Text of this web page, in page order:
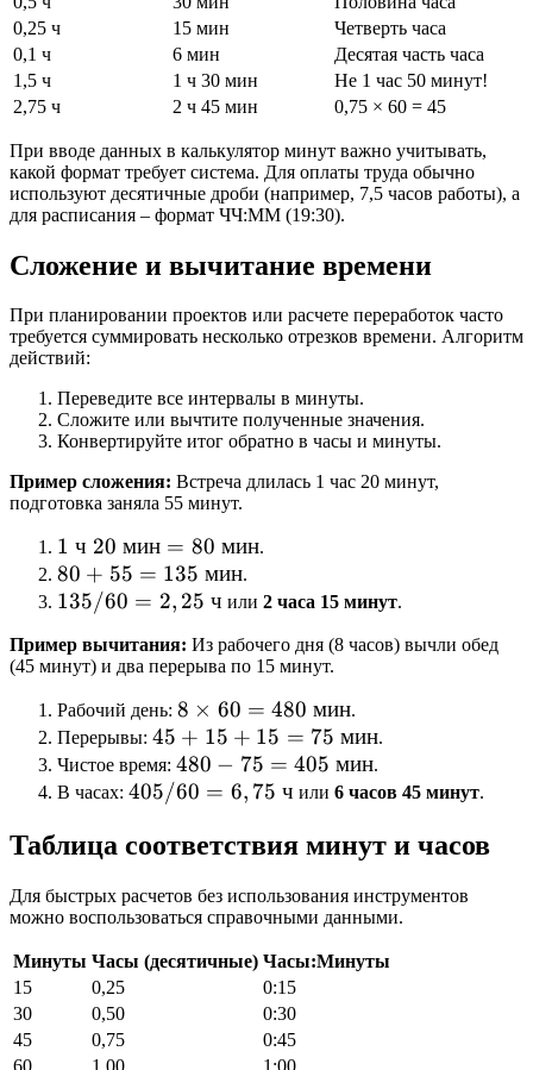
0,25 ч
15 мин
Четверть часа
0,1 ч
6 мин
Десятая часть часа
1,5 ч
1 ч 30 мин
Не 1 час 50 минут!
2,75 ч
2 ч 45 мин 0,75 × 60 = 45
При вводе данных в калькулятор минут важно учитывать,
какой формат требует система. Для оплаты труда обычно
используют десятичные дроби (например, 7,5 часов работы), а
для расписания – формат ЧЧ:ММ (19:30).
Сложение и вычитание времени
При планировании проектов или расчете переработок часто
требуется суммировать несколько отрезков времени. Алгоритм
действий:
Переведите все интервалы в минуты.
Сложите или вычтите полученные значения.
Конвертируйте итог обратно в часы и минуты.
Пример сложения: Встреча длилась 1 час 20 минут,
подготовка заняла 55 минут.
1
\text{
ч } 20
мин}
= 80
\text{
мин}
1 ч 20 мин = 80 мин.
80 +
55 =
\text{
мин}
80 + 55 = 135 мин.
135 /
2,25
\text{
ч}
135/60 = 2, 25 ч или 2 часа 15 минут.
Пример вычитания: Из рабочего дня (8 часов) вычли обед
(45 минут) и два перерыва по 15 минут.
Рабочий день: 8
\times
60 =
480
мин}
8 × 60 = 480 мин.
Перерывы: 45 +
15 +
15 =
\text{
45 + 15 + 15 = 75 мин.
Чистое время: 480 -
75 =
\text{
480 − 75 = 405 мин.
В часах: 405 /
6,75
ч}
405/60 = 6, 75 ч или 6 часов 45 минут.
Таблица соответствия минут и часов
Для быстрых расчетов без использования инструментов
можно воспользоваться справочными данными.
Минуты Часы (десятичные) Часы:Минуты
15
0,25
0:15
30
0,50
0:30
45
0,75
0:45